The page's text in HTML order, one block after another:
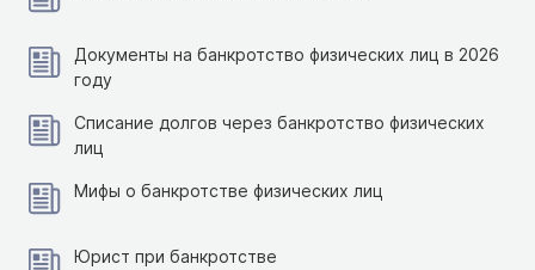
Документы на банкротство физических лиц в 2026
году
Списание долгов через банкротство физических
лиц
Мифы о банкротстве физических лиц
Юрист при банкротстве